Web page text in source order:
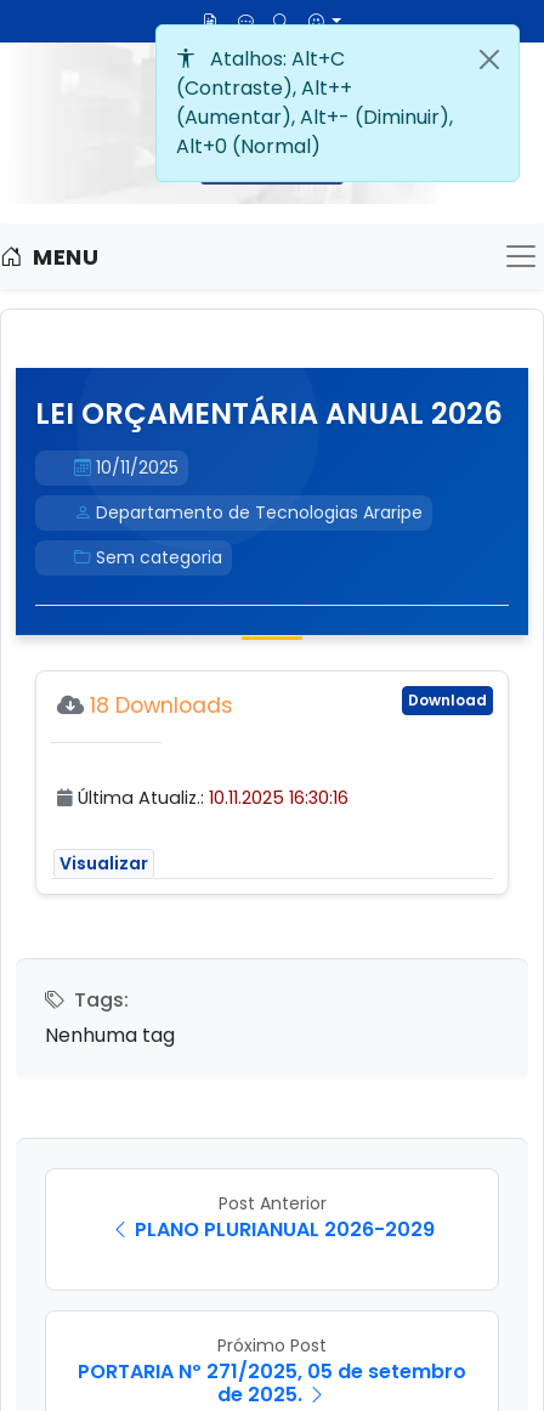
MENU
LEI ORÇAMENTÁRIA ANUAL 2026
10/11/2025
Departamento de Tecnologias Araripe
Sem categoria
Download
18 Downloads
Última Atualiz.: 10.11.2025 16:30:16
Visualizar
Tags:
Nenhuma tag
Post Anterior
PLANO PLURIANUAL 2026-2029
Próximo Post
PORTARIA Nº 271/2025, 05 de setembro
de 2025.